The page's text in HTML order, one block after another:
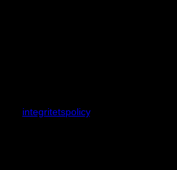
integritetspolicy.